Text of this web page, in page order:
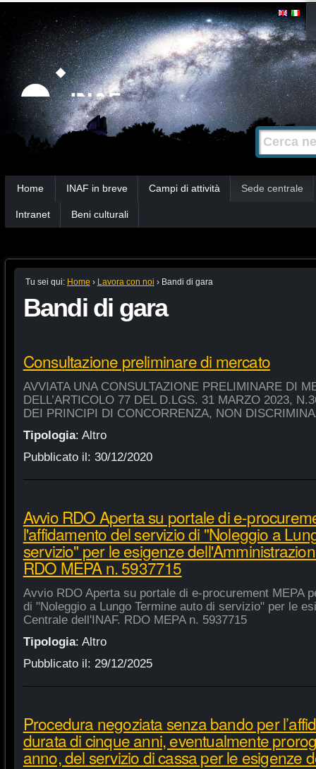
Strumenti
personali
Salta
contenuti.
|
Salta
alla
navigazione
Cerca nel
Ricerca
avanzata…
Home INAF in breve Campi di attività Sede centrale
Intranet Beni culturali
Tu sei qui: Home › Lavora con noi › Bandi di gara
Bandi di gara
Consultazione preliminare di mercato
AVVIATA UNA CONSULTAZIONE PRELIMINARE DI
DELL’ARTICOLO 77 DEL D.LGS. 31 MARZO 2023,
DEI PRINCIPI DI CONCORRENZA, NON
Tipologia: Altro
Pubblicato il: 30/12/2020
Avvio RDO Aperta su portale di e-
l'affidamento del servizio di "Noleggio a
servizio" per le esigenze
RDO MEPA n. 5937715
Avvio RDO Aperta su portale di e-procurement MEPA
di "Noleggio a Lungo Termine auto di servizio" per le
Centrale dell'INAF. RDO MEPA n. 5937715
Tipologia: Altro
Pubblicato il: 29/12/2025
Procedura negoziata senza bando per
durata di cinque anni, eventualmente
anno, del servizio di cassa per le esigenze